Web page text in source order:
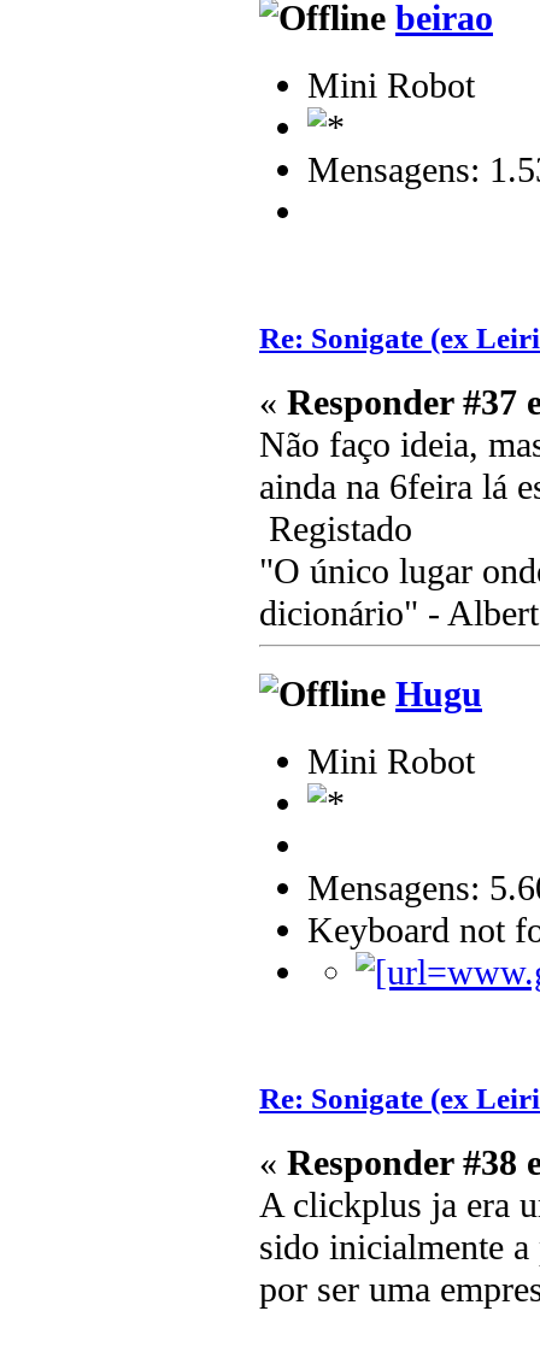
beirao
Mini Robot
Mensagens:
Re: Sonigate (ex
« Responder #37
Não faço ideia,
ainda na 6feira lá
Registado
"O único lugar
dicionário" -
Hugu
Mini Robot
Mensagens:
Keyboard not
Re: Sonigate (ex
« Responder #38
A clickplus ja era
sido inicialmente
por ser uma